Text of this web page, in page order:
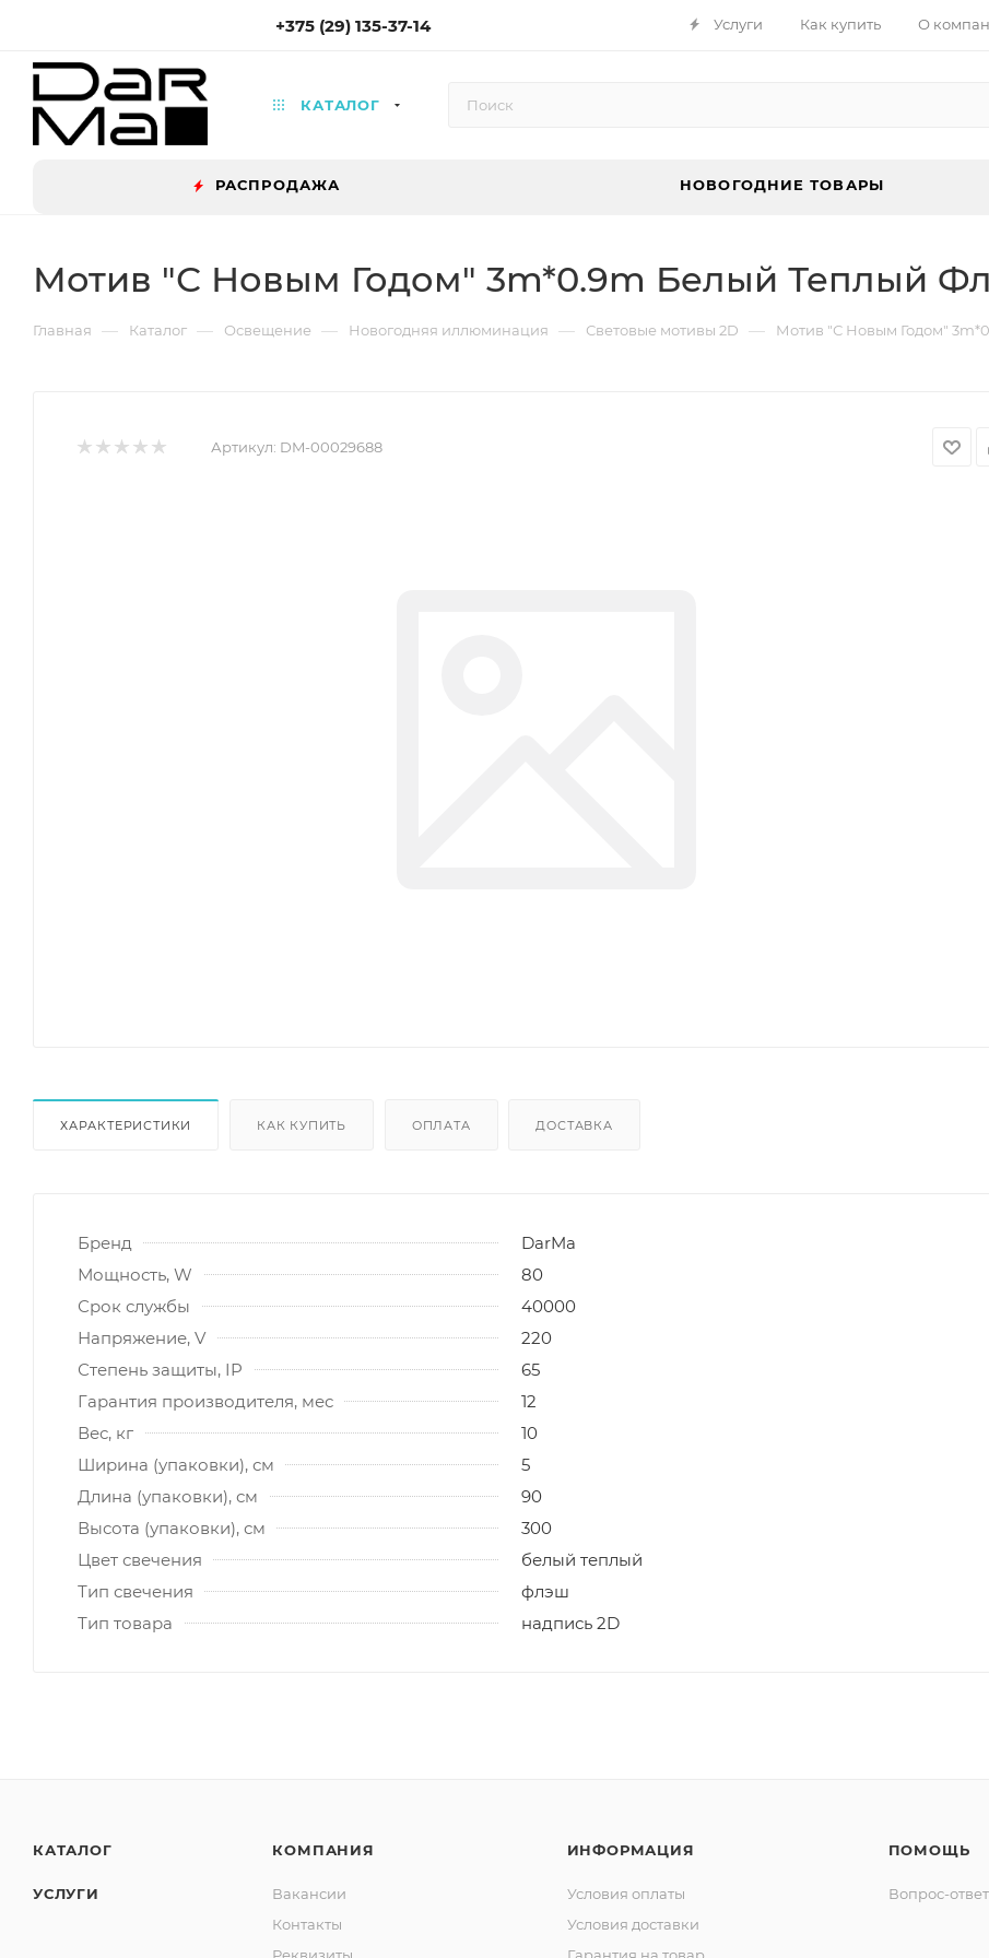
+375 (29) 135-37-14 Услуги Как купить О
КАТАЛОГ
РАСПРОДАЖА НОВОГОДНИЕ ТОВАРЫ
Мотив "С Новым Годом" 3m*0.9m Белый Теплый
Главная — Каталог — Освещение — Новогодняя иллюминация — Световые мотивы 2D — Мотив "С Новым Годом"
Артикул: DM-00029688
ХАРАКТЕРИСТИКИ КАК КУПИТЬ ОПЛАТА ДОСТАВКА
Бренд
DarMa
Мощность, W
80
Срок службы
40000
Напряжение, V
220
Степень защиты, IP
65
Гарантия производителя, мес
12
Вес, кг
10
Ширина (упаковки), см
5
Длина (упаковки), см
90
Высота (упаковки), см
300
Цвет свечения
белый теплый
Тип свечения
флэш
Тип товара
надпись 2D
КАТАЛОГ
УСЛУГИ
КОМПАНИЯ
Вакансии
Контакты
ИНФОРМАЦИЯ
Условия оплаты
Условия доставки
ПОМОЩЬ
Вопрос-ответ